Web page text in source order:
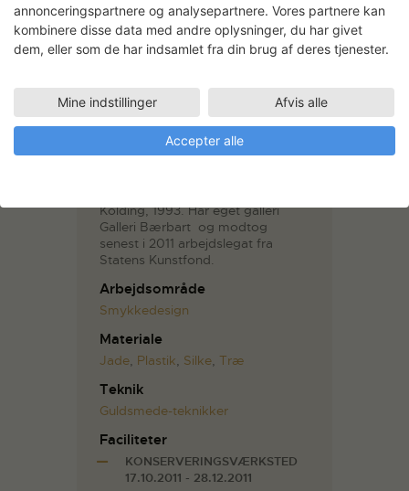
Helle Bjerrum
Smykkekunstner Helle Bjerrum er
uddannet ædelmetalformgiver fra
Kolding, 1993. Har eget galleri 
Galleri Bærbart  og modtog
senest i 2011 arbejdslegat fra
Statens Kunstfond.
Arbejdsområde
Smykkedesign
Materiale
Jade, Plastik, Silke, Træ
Teknik
Guldsmede-teknikker
Faciliteter
KONSERVERINGSVÆRKSTED
17.10.2011 - 28.12.2011
annonceringspartnere og analysepartnere. Vores partnere kan
kombinere disse data med andre oplysninger, du har givet
dem, eller som de har indsamlet fra din brug af deres tjenester.
Mine indstillinger Afvis alle
Accepter alle